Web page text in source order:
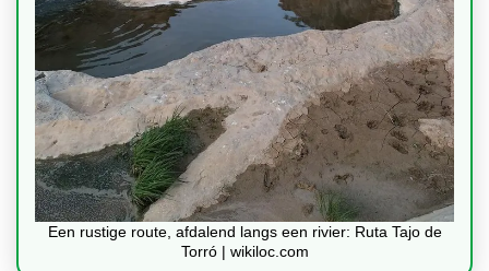
Een rustige route, afdalend langs een rivier: Ruta Tajo de
Torró | wikiloc.com